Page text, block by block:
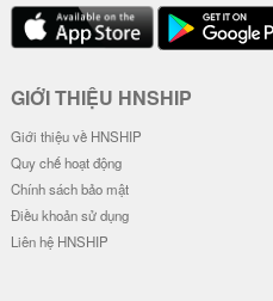
GIỚI THIỆU HNSHIP
Giới thiệu về HNSHIP
Quy chế hoạt động
Chính sách bảo mật
Điều khoản sử dụng
Liên hệ HNSHIP